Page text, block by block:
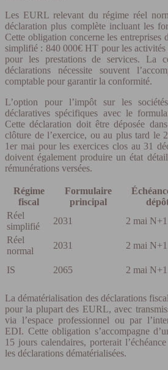
Les EURL relevant du régime réel
déclaration plus complète incluant les
Cette obligation concerne les entreprises
simplifié : 840 000€ HT pour les
pour les prestations de services. La
déclarations nécessite souvent
comptable pour garantir la conformité.
L’option pour l’impôt sur les
déclaratives spécifiques avec le
Cette déclaration doit être déposée
clôture de l’exercice, ou au plus tard le
1er mai pour les exercices clos au 31
doivent également produire un état
rémunérations versées.
Régime
fiscal
Formulaire
principal
Réel
simplifié
2031 2 mai N+1
Réel
normal
2031 2 mai N+1
IS 2065 2 mai N+1
La dématérialisation des déclarations
pour la plupart des EURL, avec
via l’espace professionnel ou par
EDI. Cette obligation s’accompagne
15 jours calendaires, porterait
les déclarations dématérialisées.